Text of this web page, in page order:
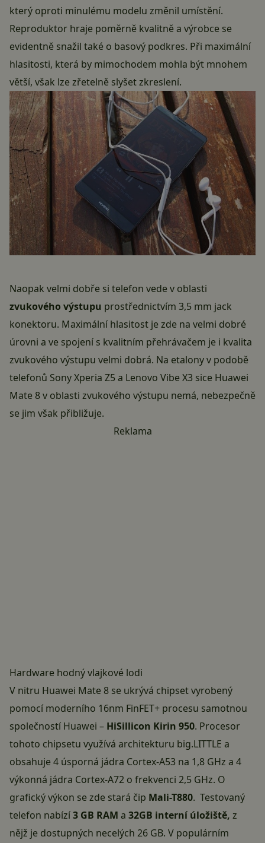
který oproti minulému modelu změnil umístění.
Reproduktor hraje poměrně kvalitně a výrobce se
evidentně snažil také o basový podkres. Při maximální
hlasitosti, která by mimochodem mohla být mnohem
větší, však lze zřetelně slyšet zkreslení.
Naopak velmi dobře si telefon vede v oblasti
zvukového výstupu prostřednictvím 3,5 mm jack
konektoru. Maximální hlasitost je zde na velmi dobré
úrovni a ve spojení s kvalitním přehrávačem je i kvalita
zvukového výstupu velmi dobrá. Na etalony v podobě
telefonů Sony Xperia Z5 a Lenovo Vibe X3 sice Huawei
Mate 8 v oblasti zvukového výstupu nemá, nebezpečně
se jim však přibližuje.
Reklama
Hardware hodný vlajkové lodi
V nitru Huawei Mate 8 se ukrývá chipset vyrobený
pomocí moderního 16nm FinFET+ procesu samotnou
společností Huawei – HiSillicon Kirin 950. Procesor
tohoto chipsetu využívá architekturu big.LITTLE a
obsahuje 4 úsporná jádra Cortex-A53 na 1,8 GHz a 4
výkonná jádra Cortex-A72 o frekvenci 2,5 GHz. O
grafický výkon se zde stará čip Mali-T880. Testovaný
telefon nabízí3 GB RAM a 32GB interní úložiště, z
nějž je dostupných necelých 26 GB. V populárním